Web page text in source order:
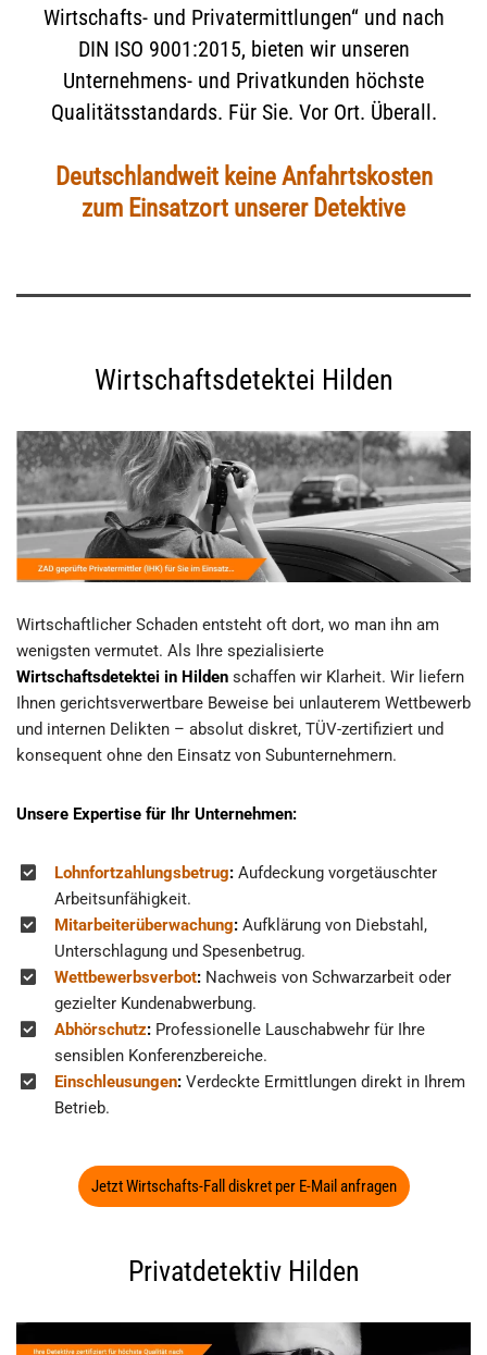
Wirtschafts- und Privatermittlungen“ und nach
DIN ISO 9001:2015, bieten wir unseren
Unternehmens- und Privatkunden höchste
Qualitätsstandards. Für Sie. Vor Ort. Überall.
Deutschlandweit keine Anfahrtskosten
zum Einsatzort unserer Detektive
Wirtschaftsdetektei Hilden
Wirtschaftlicher Schaden entsteht oft dort, wo man ihn am
wenigsten vermutet. Als Ihre spezialisierte
Wirtschaftsdetektei in Hilden schaffen wir Klarheit. Wir liefern
Ihnen gerichtsverwertbare Beweise bei unlauterem Wettbewerb
und internen Delikten – absolut diskret, TÜV-zertifiziert und
konsequent ohne den Einsatz von Subunternehmern.
Unsere Expertise für Ihr Unternehmen:
Lohnfortzahlungsbetrug: Aufdeckung vorgetäuschter
Arbeitsunfähigkeit.
Mitarbeiterüberwachung: Aufklärung von Diebstahl,
Unterschlagung und Spesenbetrug.
Wettbewerbsverbot: Nachweis von Schwarzarbeit oder
gezielter Kundenabwerbung.
Abhörschutz: Professionelle Lauschabwehr für Ihre
sensiblen Konferenzbereiche.
Einschleusungen: Verdeckte Ermittlungen direkt in Ihrem
Betrieb.
Jetzt Wirtschafts-Fall diskret per E-Mail anfragen
Privatdetektiv Hilden